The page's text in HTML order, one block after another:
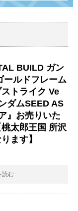
BUILD ガン
ールドフレーム
ストライク Ve
ダムSEED AS
』お売りいた
太郎王国 所沢
ます】
読む